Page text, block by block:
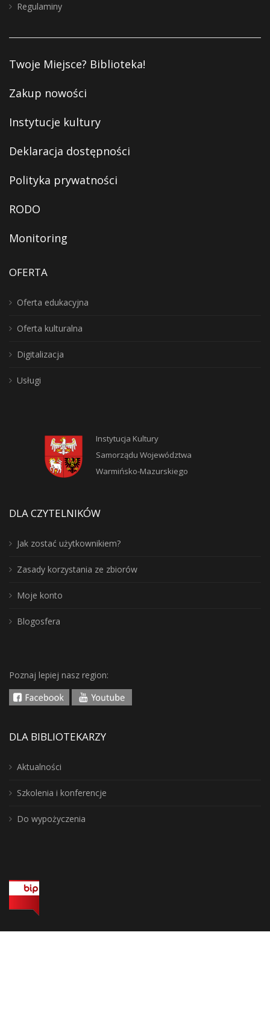
Regulaminy
Twoje Miejsce? Biblioteka!
Zakup nowości
Instytucje kultury
Deklaracja dostępności
Polityka prywatności
RODO
Monitoring
OFERTA
Oferta edukacyjna
Oferta kulturalna
Digitalizacja
Usługi
Instytucja Kultury
Samorządu Województwa
Warmińsko-Mazurskiego
DLA CZYTELNIKÓW
Jak zostać użytkownikiem?
Zasady korzystania ze zbiorów
Moje konto
Blogosfera
Poznaj lepiej nasz region:
DLA BIBLIOTEKARZY
Aktualności
Szkolenia i konferencje
Do wypożyczenia